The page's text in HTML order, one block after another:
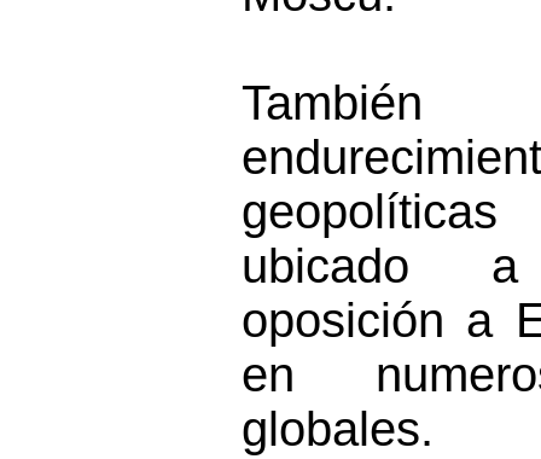
ubicado
oposición a
en
globales.